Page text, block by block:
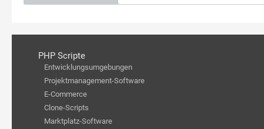
PHP Scripte
Entwicklungsumgebungen
Projektmanagement-Software
E-Commerce
Clone-Scripts
Marktplatz-Software